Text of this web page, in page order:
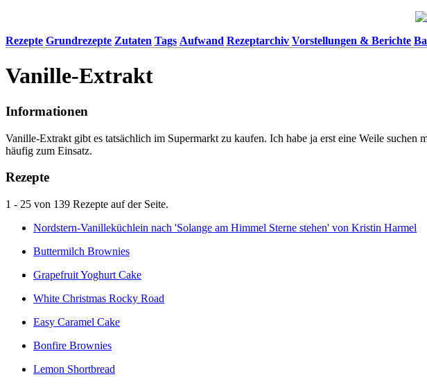
Rezepte Grundrezepte Zutaten Tags Aufwand Rezeptarchiv Vorstellungen & Berichte
Vanille-Extrakt
Informationen
Vanille-Extrakt gibt es tatsächlich im Supermarkt zu kaufen. Ich habe ja erst eine Weile
häufig zum Einsatz.
Rezepte
1 - 25 von 139 Rezepte auf der Seite.
Nordstern-Vanilleküchlein nach 'Solange am Himmel Sterne stehen' von Kristin Harmel
Buttermilch Brownies
Grapefruit Yoghurt Cake
White Christmas Rocky Road
Easy Caramel Cake
Bonfire Brownies
Lemon Shortbread